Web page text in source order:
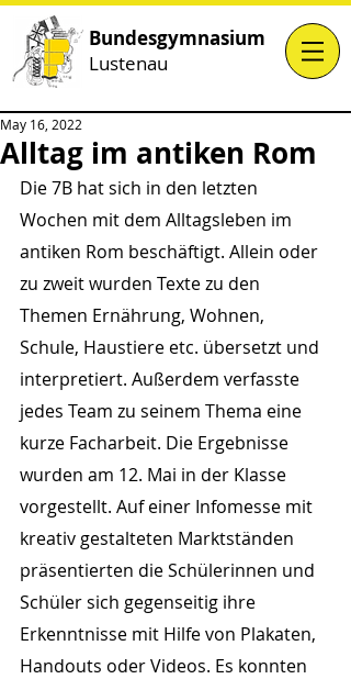
Bundesgymnasium
Lustenau
Alltag im antiken Rom
May 16, 2022
Die 7B hat sich in den letzten
Wochen mit dem Alltagsleben im
antiken Rom beschäftigt. Allein oder
zu zweit wurden Texte zu den
Themen Ernährung, Wohnen,
Schule, Haustiere etc. übersetzt und
interpretiert. Außerdem verfasste
jedes Team zu seinem Thema eine
kurze Facharbeit. Die Ergebnisse
wurden am 12. Mai in der Klasse
vorgestellt. Auf einer Infomesse mit
kreativ gestalteten Marktständen
präsentierten die Schülerinnen und
Schüler sich gegenseitig ihre
Erkenntnisse mit Hilfe von Plakaten,
Handouts oder Videos. Es konnten